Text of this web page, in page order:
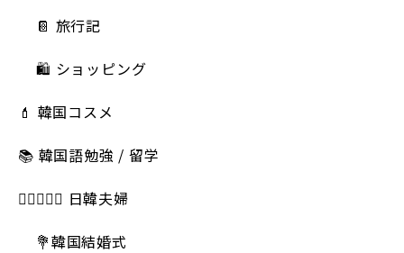
📔 旅行記
🛍️ ショッピング
💄 韓国コスメ
📚 韓国語勉強 / 留学
👩🏻‍❤️‍👨🏻 日韓夫婦
💐韓国結婚式